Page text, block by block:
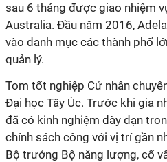
sau 6 tháng được giao nhiệm
Australia. Đầu năm 2016,
vào danh mục các thành phố
quản lý.
Tom tốt nghiệp Cử nhân
Đại học Tây Úc. Trước khi gia
đã có kinh nghiệm dày dạn
chính sách công với vị trí gần
Bộ trưởng Bộ năng lượng, cố